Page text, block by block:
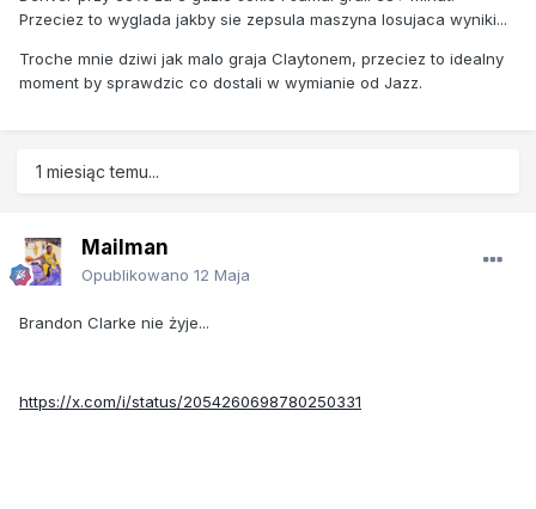
Przeciez to wyglada jakby sie zepsula maszyna losujaca wyniki...
Troche mnie dziwi jak malo graja Claytonem, przeciez to idealny
moment by sprawdzic co dostali w wymianie od Jazz.
1 miesiąc temu...
Mailman
Opublikowano 12 Maja
Brandon Clarke nie żyje...
https://x.com/i/status/2054260698780250331